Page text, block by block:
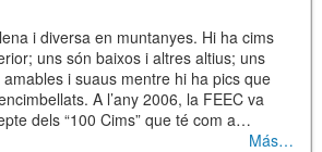
i diversa en muntanyes. Hi ha cims
uns són baixos i altres altius; uns
i suaus mentre hi ha pics que
A l’any 2006, la FEEC va
dels “100 Cims” que té com a…
Más